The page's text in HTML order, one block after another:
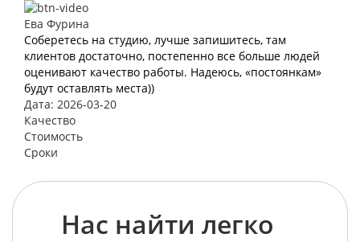
Ева Фурина
Соберетесь на студию, лучше запишитесь, там
клиентов достаточно, постепенно все больше людей
оценивают качество работы. Надеюсь, «постоянкам»
будут оставлять места))
Дата: 2026-03-20
Качество
Стоимость
Сроки
Нас найти легко